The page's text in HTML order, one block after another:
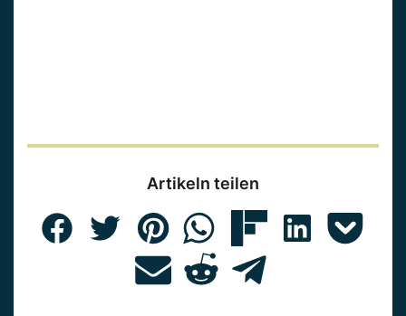
Artikeln teilen